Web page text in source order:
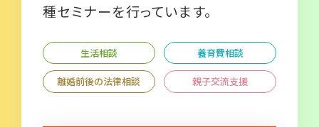
種セミナーを行っています。
生活相談 養育費相談
離婚前後の法律相談 親子交流支援